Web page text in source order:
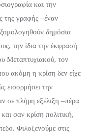
και την
της γραφής –έναν
δημόσια
την ίδια την έκφρασή
Μεταπτυχιακού, τον
ακόμη η κρίση δεν είχε
εισορμήσει την
σε πλήρη εξέλιξη –πέρα
σαν κρίση πολιτική,
Φιλοξενούμε στις